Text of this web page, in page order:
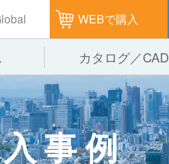
WEBで購入
カタログ／CAD
事例